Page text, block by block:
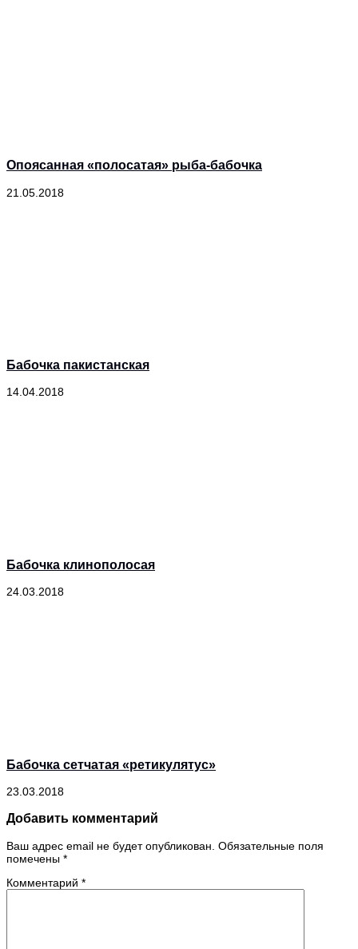
Опоясанная «полосатая» рыба-бабочка
21.05.2018
Бабочка пакистанская
14.04.2018
Бабочка клинополосая
24.03.2018
Бабочка сетчатая «ретикулятус»
23.03.2018
Добавить комментарий
Ваш адрес email не будет опубликован. Обязательные поля
помечены *
Комментарий *